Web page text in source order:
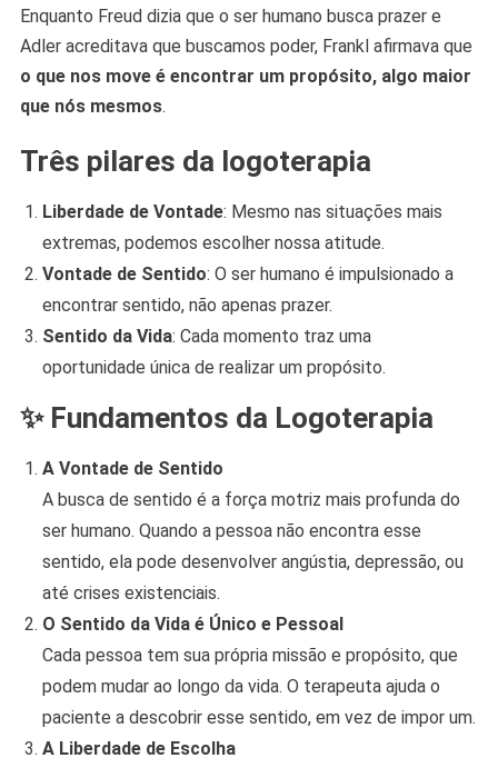
Enquanto Freud dizia que o ser humano busca prazer e
Adler acreditava que buscamos poder, Frankl afirmava que
o que nos move é encontrar um propósito, algo maior
que nós mesmos.
Três pilares da logoterapia
Liberdade de Vontade: Mesmo nas situações mais
extremas, podemos escolher nossa atitude.
Vontade de Sentido: O ser humano é impulsionado a
encontrar sentido, não apenas prazer.
Sentido da Vida: Cada momento traz uma
oportunidade única de realizar um propósito.
✨ Fundamentos da Logoterapia
A Vontade de Sentido
A busca de sentido é a força motriz mais profunda do
ser humano. Quando a pessoa não encontra esse
sentido, ela pode desenvolver angústia, depressão, ou
até crises existenciais.
O Sentido da Vida é Único e Pessoal
Cada pessoa tem sua própria missão e propósito, que
podem mudar ao longo da vida. O terapeuta ajuda o
paciente a descobrir esse sentido, em vez de impor um.
A Liberdade de Escolha